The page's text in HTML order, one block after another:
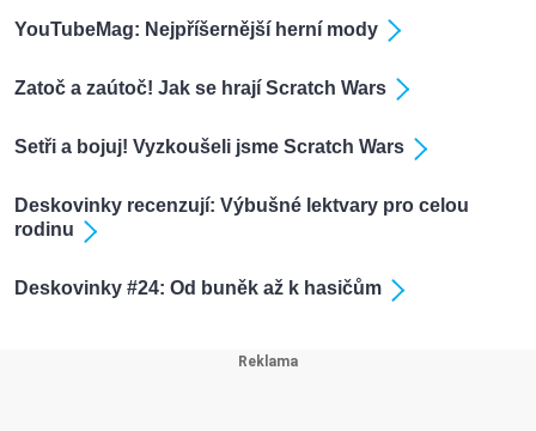
YouTubeMag: Nejpříšernější herní mody
Zatoč a zaútoč! Jak se hrají Scratch Wars
Setři a bojuj! Vyzkoušeli jsme Scratch Wars
Deskovinky recenzují: Výbušné lektvary pro celou
rodinu
Deskovinky #24: Od buněk až k hasičům